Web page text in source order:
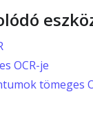
OCR-je
tömeges